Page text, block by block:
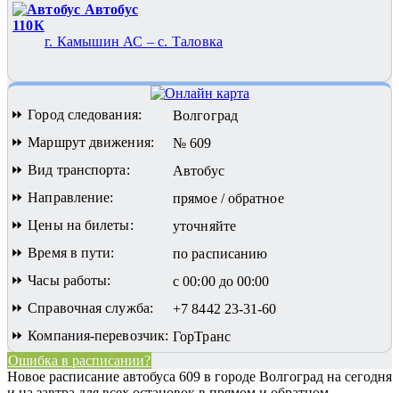
Автобус
110К
г. Камышин АС – с. Таловка
⏩ Город следования:
Волгоград
⏩ Маршрут движения:
№ 609
⏩ Вид транспорта:
Автобус
⏩ Направление:
прямое / обратное
⏩ Цены на билеты:
уточняйте
⏩ Время в пути:
по расписанию
⏩ Часы работы:
с 00:00 до 00:00
⏩ Справочная служба:
+7 8442 23-31-60
⏩ Компания-перевозчик: ГорТранс
Ошибка в расписании?
Новое расписание автобуса 609 в городе Волгоград на сегодня